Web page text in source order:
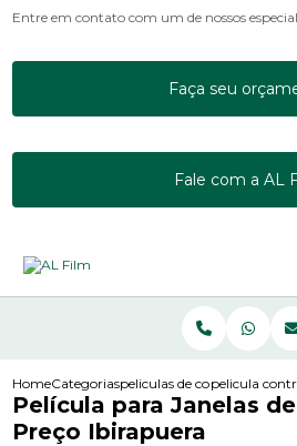
Entre em contato com um de nossos
Faça seu
Fale com a AL
HomeCategoriaspeliculas de controle solar
pelicula
Película para Janelas
Preço Ibirapuera